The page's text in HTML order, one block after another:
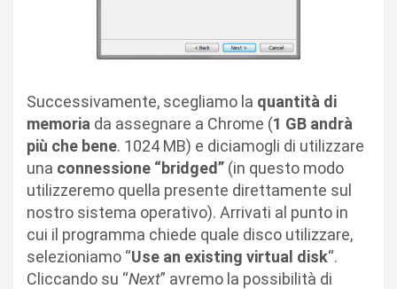
Successivamente, scegliamo la quantità di
memoria da assegnare a Chrome (1 GB andrà
più che bene. 1024 MB) e diciamogli di utilizzare
una connessione “bridged” (in questo modo
utilizzeremo quella presente direttamente sul
nostro sistema operativo). Arrivati al punto in
cui il programma chiede quale disco utilizzare,
selezioniamo “Use an existing virtual disk“.
Cliccando su “Next” avremo la possibilità di